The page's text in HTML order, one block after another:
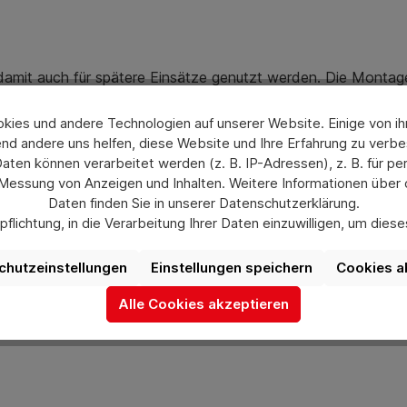
auch für spätere Einsätze genutzt werden. Die
Mitteln. Ideal für die Reinigung ist lauwarmes
Alternativ finden Sie einen Kunststoffreiniger unter
geeignet.
Sie in der Kategorie unterWerkstattorganisation.
bei uns über das Kontaktformular oder unter
und andere Technologien auf unserer Website. Einige von
andere uns helfen, diese Website und Ihre Erfahrung zu
können verarbeitet werden (z. B. IP-Adressen), z. B. für
von Anzeigen und Inhalten. Weitere Informationen über
Daten finden Sie in unserer Datenschutzerklärung.
in die Verarbeitung Ihrer Daten einzuwilligen, um
individueller Einstellungen möglicherweise nicht alle
verfügbar sind.
Mehr Informationen
Cookies
Einstellungen speichern
Alle Cookies akzeptieren